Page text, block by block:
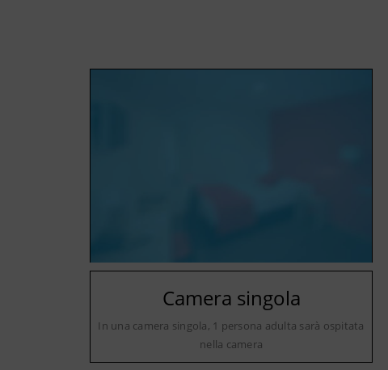
Camera singola
In una camera singola, 1 persona adulta sarà ospitata
nella camera